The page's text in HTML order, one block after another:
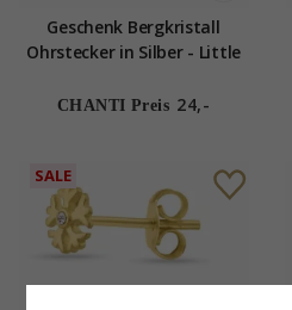
Geschenk Bergkristall
Ohrstecker in Silber - Little
CHANTI Preis 24,-
SALE